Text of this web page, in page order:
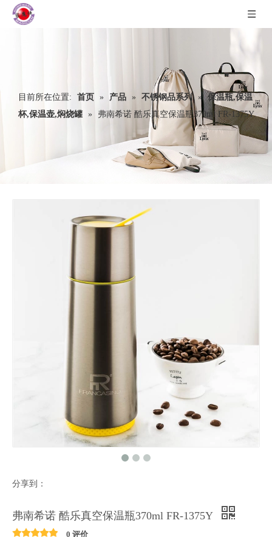
目前所在位置: 首页 » 产品 » 不锈钢品系列 » 保温瓶,保温
杯,保温壶,焖烧罐 » 弗南希诺 酷乐真空保温瓶370ml FR-1375Y
分享到：
弗南希诺 酷乐真空保温瓶370ml FR-1375Y
0 评价